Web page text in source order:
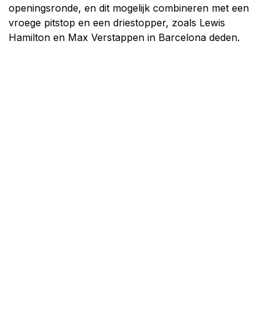
openingsronde, en dit mogelijk combineren met een
vroege pitstop en een driestopper, zoals Lewis
Hamilton en Max Verstappen in Barcelona deden.